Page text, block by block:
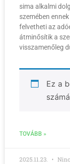
sima alkalmi
szemében
felvetheti az
átminősítik a
visszamenőleg
Ez a
TOVÁBB »
2025.11.23.